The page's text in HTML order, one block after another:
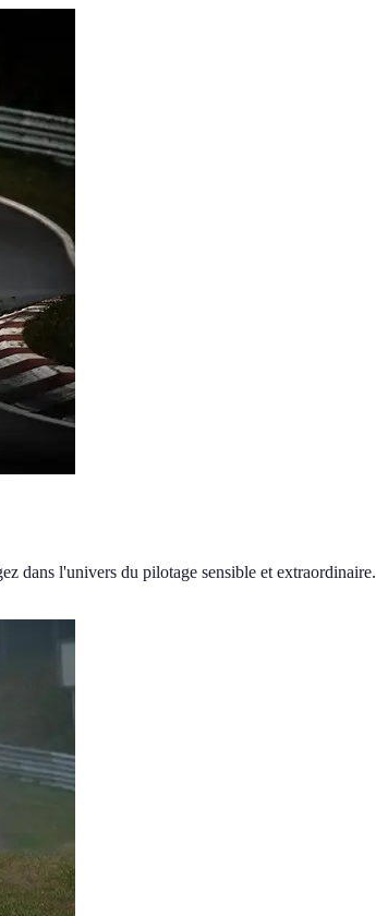
dans l'univers du pilotage sensible et extraordinaire.